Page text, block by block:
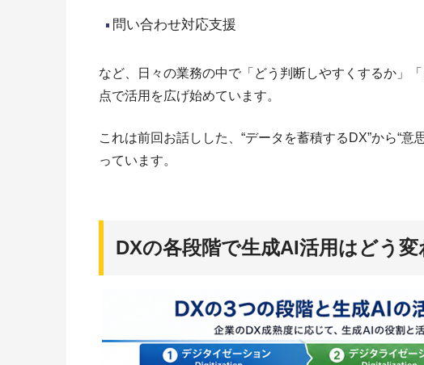
問い合わせ対応支援
など、日々の業務の中で「どう判断しやすくするか」
点で活用を広げ始めています。
これは前回お話しした、“データを蓄積するDX”から“
っています。
DXの各段階で生成AI活用はどう